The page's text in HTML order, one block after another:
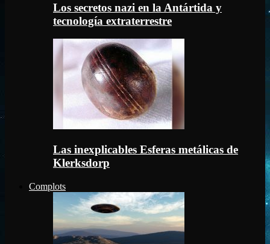
Los secretos nazi en la Antártida y
tecnología extraterrestre
Las inexplicables Esferas metálicas de
Klerksdorp
Complots